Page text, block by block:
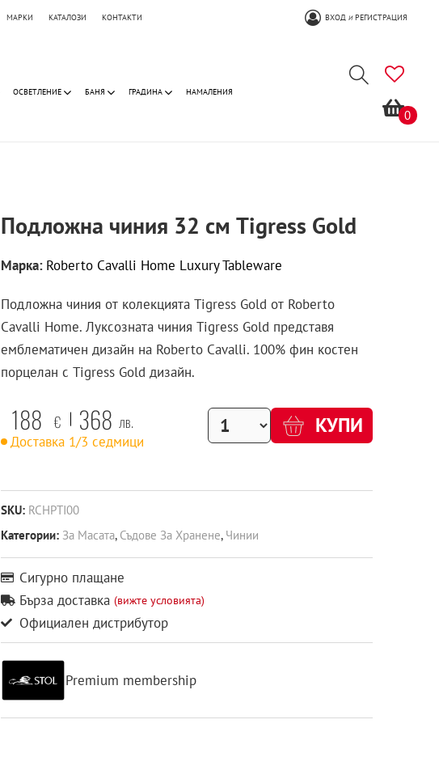
МАРКИ КАТАЛОЗИ КОНТАКТИ ВХОДИРЕГИСТРАЦИЯ
ОСВЕТЛЕНИЕ БАНЯ ГРАДИНА НАМАЛЕНИЯ
0
Подложна чиния 32 см Tigress Gold
Марка: Roberto Cavalli Home Luxury Tableware
Подложна чиния от колекцията Tigress Gold от Roberto
Cavalli Home. Луксозната чиния Tigress Gold представя
емблематичен дизайн на Roberto Cavalli. 100% фин костен
порцелан с Tigress Gold дизайн.
188 € 368 лв.
Доставка 1/3 седмици
КУПИ
SKU: RCHPTI00
Категории: За Масата, Съдове За Хранене, Чинии
Сигурно плащане
Бърза доставка (вижте условията)
Официален дистрибутор
Premium membership